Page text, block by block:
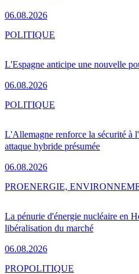
06.08.2026
L'Espagne anticipe une nouvelle
06.08.2026
POLITIQUE
L'Allemagne renforce la sécurité à
attaque hybride présumée
06.08.2026
POLITIQUE
La pénurie d'énergie nucléaire en
libéralisation du marché
06.08.2026
PROENERGIE,
PROPOLITIQUE